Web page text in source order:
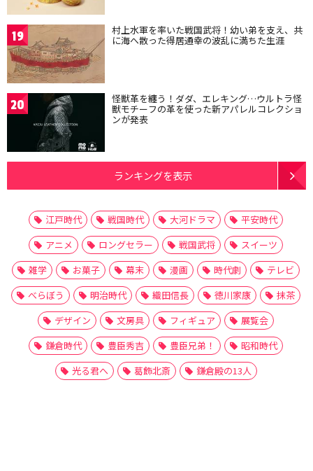
19 村上水軍を率いた戦国武将！幼い弟を支え、共
に海へ散った得居通幸の波乱に満ちた生涯
20 怪獣革を纏う！ダダ、エレキング…ウルトラ怪
獣モチーフの革を使った新アパレルコレクショ
ンが発表
ランキングを表示
江戸時代 戦国時代 大河ドラマ
平安時代
アニメ
ロングセラー 戦国武将
スイーツ
雑学
お菓子 幕末 漫画 時代劇
テレビ
べらぼう
明治時代 織田信長 徳川家康
抹茶
デザイン
文房具 フィギュア
展覧会
鎌倉時代
豊臣秀吉 豊臣兄弟！
昭和時代
光る君へ
葛飾北斎 鎌倉殿の13人